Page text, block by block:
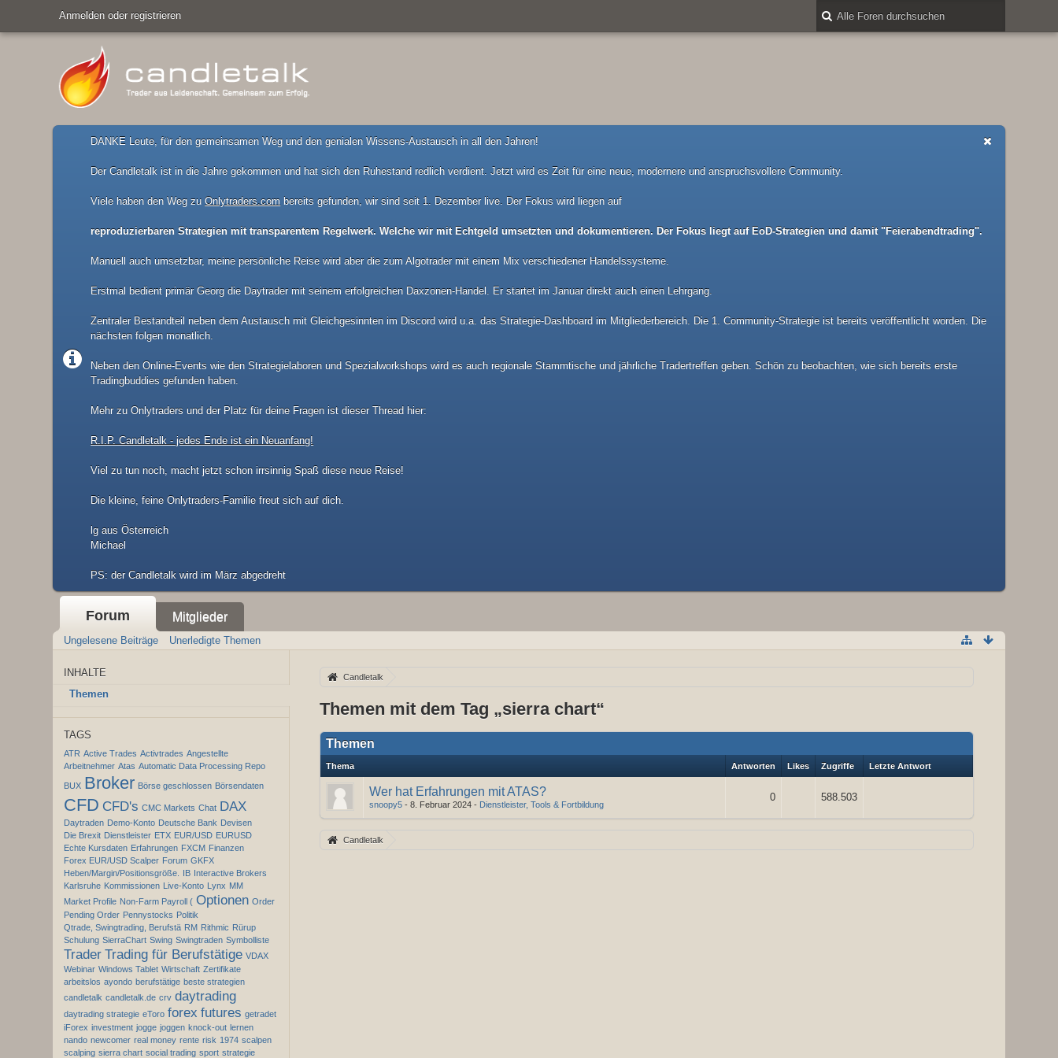
Anmelden oder registrieren
DANKE Leute, für den gemeinsamen Weg und den genialen Wissens-Austausch in all den Jahren!
Der Candletalk ist in die Jahre gekommen und hat sich den Ruhestand redlich verdient. Jetzt wird es Zeit für eine neue, modernere und anspruchsvollere Community.
Viele haben den Weg zuOnlytraders.com bereits gefunden, wir sind seit 1. Dezember live. Der Fokus wird liegen auf
reproduzierbaren Strategien mit transparentem Regelwerk. Welche wir mit Echtgeld umsetzten und dokumentieren. Der Fokus liegt auf EoD-Strategien und damit "Feierabendtrading".
Manuell auch umsetzbar, meine persönliche Reise wird aber die zum Algotrader mit einem Mix verschiedener Handelssysteme.
Erstmal bedient primär Georg die Daytrader mit seinem erfolgreichen Daxzonen-Handel. Er startet im Januar direkt auch einen Lehrgang.
Zentraler Bestandteil neben dem Austausch mit Gleichgesinnten im Discord wird u.a. das Strategie-Dashboard im Mitgliederbereich. Die 1. Community-Strategie ist bereits veröffentlicht worden. Die
nächsten folgen monatlich.
Neben den Online-Events wie den Strategielaboren und Spezialworkshops wird es auch regionale Stammtische und jährliche Tradertreffen geben. Schön zu beobachten, wie sich bereits erste
Tradingbuddies gefunden haben.
Mehr zu Onlytraders und der Platz für deine Fragen ist dieser Thread hier:
R.I.P. Candletalk - jedes Ende ist ein Neuanfang!
Viel zu tun noch, macht jetzt schon irrsinnig Spaß diese neue Reise!
Die kleine, feine Onlytraders-Familie freut sich auf dich.
lg aus Österreich
Michael
​PS: der Candletalk wird im März abgedreht
Forum Mitglieder
Ungelesene Beiträge Unerledigte Themen
INHALTE
Themen
TAGS
ATR Active Trades Activtrades Angestellte
Arbeitnehmer Atas Automatic Data Processing Repo
BUX Broker Börse geschlossen Börsendaten
CFD CFD's CMC Markets Chat DAX
Daytraden Demo-Konto Deutsche Bank Devisen
Die Brexit Dienstleister ETX EUR/USD EURUSD
Echte Kursdaten Erfahrungen FXCM Finanzen
Forex EUR/USD Scalper Forum GKFX
Heben/Margin/Positionsgröße.
IB Interactive Brokers
Karlsruhe Kommissionen Live-Konto Lynx MM
Market Profile Non-Farm Payroll ( Optionen Order
Pending Order Pennystocks Politik
Qtrade, Swingtrading, Berufstä RM Rithmic Rürup
Schulung SierraChart Swing Swingtraden Symbolliste
Trader Trading für Berufstätige VDAX
Webinar Windows Tablet Wirtschaft Zertifikate
arbeitslos ayondo berufstätige beste strategien
candletalk candletalk.de crv daytrading
daytrading strategie eToro forex futures getradet
iForex investment jogge joggen knock-out lernen
nando newcomer real money rente risk 1974 scalpen
scalping sierra chart social trading sport strategie
Candletalk
Themen mit dem Tag „sierra chart“
Themen
Thema Antworten Likes Zugriffe Letzte Antwort
Wer hat Erfahrungen mit ATAS?
snoopy5 -8. Februar 2024 - Dienstleister, Tools & Fortbildung
0 588.503
Candletalk